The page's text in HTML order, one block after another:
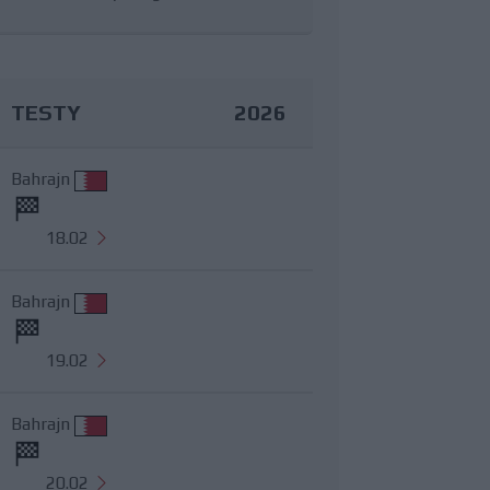
TESTY 2026
Bahrajn
18.02
Bahrajn
19.02
Bahrajn
20.02